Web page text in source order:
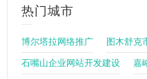
热门城市
博尔塔拉网络推广 图木舒克
石嘴山企业网站开发建设 嘉